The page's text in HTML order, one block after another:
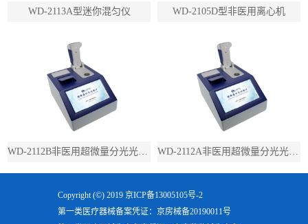
WD-2113A型迷你混匀仪 WD-2105D型非医用离心机
WD-2112B非医用超微量分光光度计（带荧光） WD-2112A非医用超微量分光光度计（不带荧光）
Copyright (©) 2019 京ICP备13005105号-2
第一类医疗器械备案凭证：京房械备20190011号